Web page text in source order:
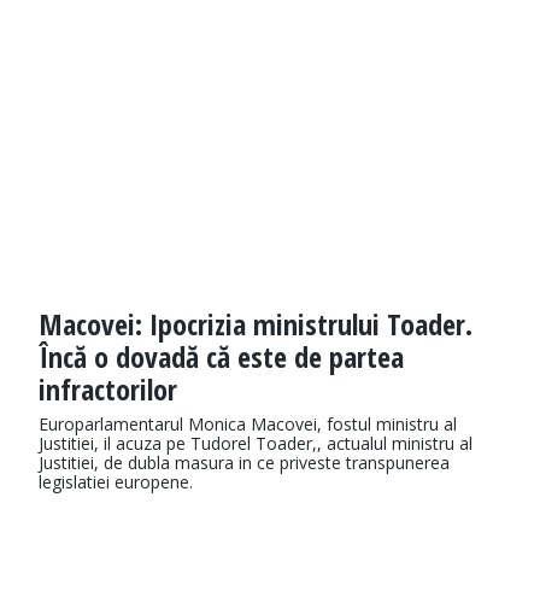
Macovei: Ipocrizia ministrului Toader.
Încă o dovadă că este de partea
infractorilor
Europarlamentarul Monica Macovei, fostul ministru al
Justitiei, il acuza pe Tudorel Toader,, actualul ministru al
Justitiei, de dubla masura in ce priveste transpunerea
legislatiei europene.